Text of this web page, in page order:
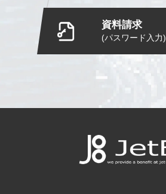
資料請求
(パスワード入力)